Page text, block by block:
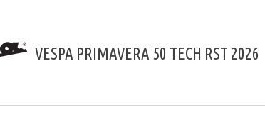
VESPA PRIMAVERA 50 TECH RST 2026